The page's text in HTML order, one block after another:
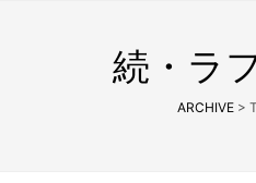
続・ラ
ARCHIVE>